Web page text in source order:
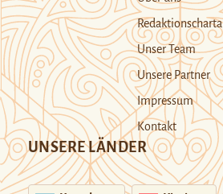
Redaktionscharta
Unser Team
Unsere Partner
Impressum
Kontakt
UNSERE LÄNDER